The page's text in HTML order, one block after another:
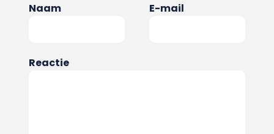
Naam E-mail
Reactie